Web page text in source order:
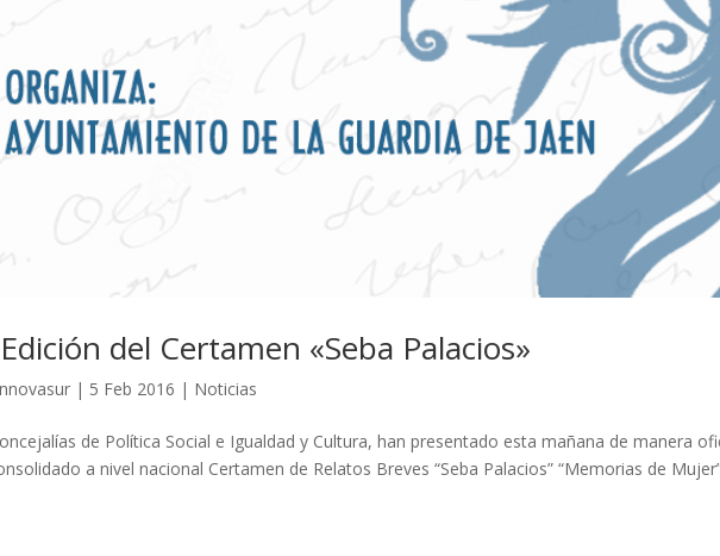
del Certamen «Seba Palacios»
| 5 Feb 2016 | Noticias
de Política Social e Igualdad y Cultura, han presentado esta mañana de manera
a nivel nacional Certamen de Relatos Breves “Seba Palacios” “Memorias de